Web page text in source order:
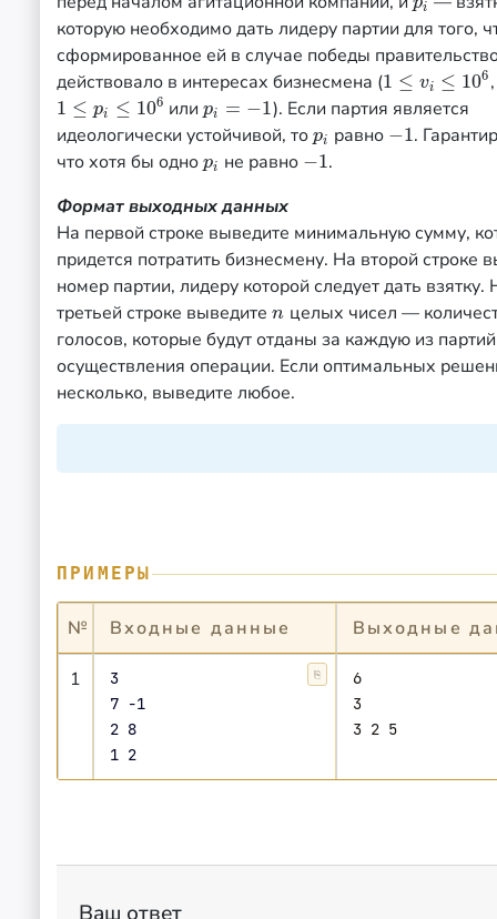
i
которую необходимо дать лидеру партии для того,
сформированное ей в случае победы
действовало в интересах бизнесмена (1 ≤ vi ≤ 106
1 ≤vi ≤106 ,
1 ≤ pi ≤ 106
1 ≤p ≤106 илиpi = −1
pi =− 1
). Если партия является
идеологически устойчивой, то pi
pi равно −1
−1.
что хотя бы одно pi
pi не равно −1
−1.
Формат выходных данных
На первой строке выведите минимальную сумму,
придется потратить бизнесмену. На второй строке
номер партии, лидеру которой следует дать взятку.
третьей строке выведите n
n целых чисел —
голосов, которые будут отданы за каждую из
осуществления операции. Если оптимальных
несколько, выведите любое.
ПРИМЕРЫ
№ Входные данные Выходные
1
3
7 -1
2 8
⎘ Копировать
6
3
Ваш ответ